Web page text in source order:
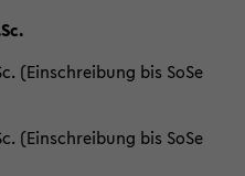
(Einschreibung bis SoSe
(Einschreibung bis SoSe